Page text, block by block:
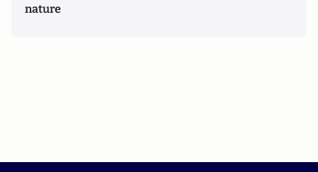
nature